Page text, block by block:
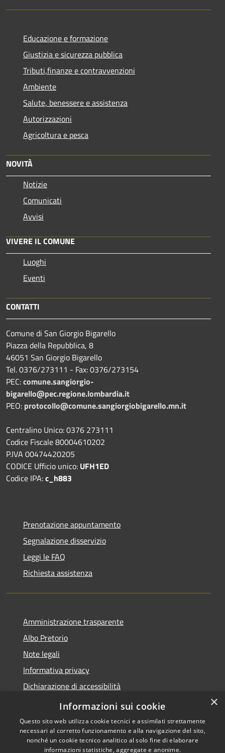
Educazione e formazione
Giustizia e sicurezza pubblica
Tributi,finanze e contravvenzioni
Ambiente
Salute, benessere e assistenza
Autorizzazioni
Agricoltura e pesca
NOVITÀ
Notizie
Comunicati
Avvisi
VIVERE IL COMUNE
Luoghi
Eventi
CONTATTI
Comune di San Giorgio Bigarello
Piazza della Repubblica, 8
46051 San Giorgio Bigarello
Tel. 0376/273111 - Fax: 0376/273154
PEC:comune.sangiorgio-
bigarello@pec.regione.lombardia.it
PEO: protocollo@comune.sangiorgiobigarello.mn.it
Centralino Unico: 0376 273111
Codice Fiscale 80004610202
P.IVA 00474420205
CODICE Ufficio unico: UFH1ED
Codice IPA:c_h883
Prenotazione appuntamento
Segnalazione disservizio
Leggi le FAQ
Richiesta assistenza
Amministrazione trasparente
Albo Pretorio
Note legali
Informativa privacy
Dichiarazione di accessibilità
Obiettivi di accessibilità
×
Informazioni sui cookie
Questo sito web utilizza cookie tecnici e assimilati strettamente
necessari al corretto funzionamento e alla navigazione del sito,
nonché un cookie tecnico analitico al solo fine di elaborare
informazioni statistiche, aggregate e anonime.